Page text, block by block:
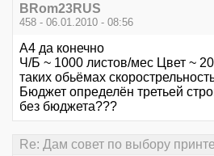
BRom23RUS
458 - 06.01.2010 - 08:56
А4 да конечно
Ч/Б ~ 1000 листов/мес Цвет ~
таких обьёмах
Бюджет определён третьей
без бюджета???
Re: Дам совет по выбору